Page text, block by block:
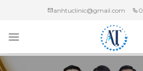
nội
dung
anhtuclinic@gmail.com